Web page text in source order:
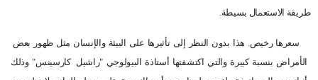
طريقة الاستعمال بسيطة.
سعرها رخيص. هذا بدون النظر إلى تأثيرها على البيئة والإنسان مثل ظهور بعض
الأمراض بنسبة كبيرة والتي اكتشفتها أستاذة البيولوجي "راشيل كارسينس" وذلك